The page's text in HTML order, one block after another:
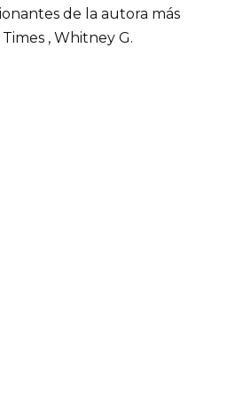
de la autora más
, Whitney G.